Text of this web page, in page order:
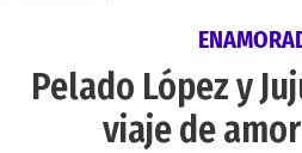
Pelado López y
viaje de